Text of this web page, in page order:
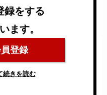
録をする
ます。
登録
続きを読む